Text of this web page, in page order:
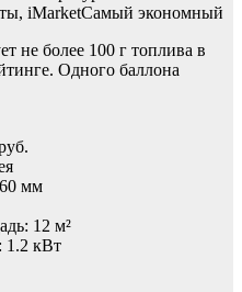
iMarketСамый экономный
не более 100 г топлива в
Одного баллона
мм
12 м²
1.2 кВт